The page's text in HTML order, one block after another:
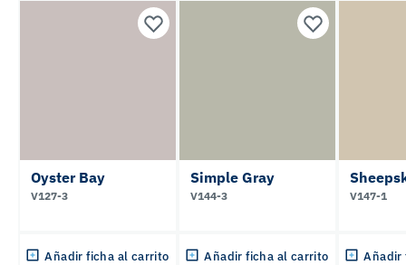
Oyster Bay
V127-3
Añadir ficha al carrito
Simple Gray
V144-3
Añadir ficha al carrito
V147-1
Añadir